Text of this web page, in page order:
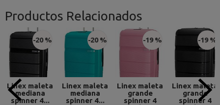
Productos Relacionados
-20 %
Linex maleta
mediana
spinner 4...
-20 %
Linex maleta
mediana
spinner 4...
-19 %
Linex maleta
grande
spinner 4
-19 %
Linex maleta
grande
spinner 4